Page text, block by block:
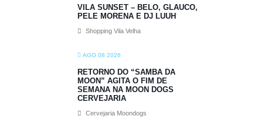
VILA SUNSET – BELO, GLAUCO,
PELE MORENA E DJ LUUH
Shopping Vila Velha
AGO 08 2026
RETORNO DO “SAMBA DA
MOON” AGITA O FIM DE
SEMANA NA MOON DOGS
CERVEJARIA
Cervejaria Moondogs